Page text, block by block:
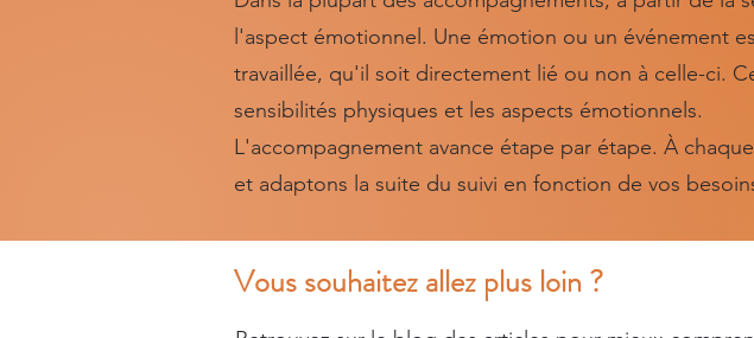
l'aspect émotionnel. Une émotion ou un événement
travaillée, qu'il soit directement lié ou non à celle-ci.
sensibilités physiques et les aspects émotionnels.
L'accompagnement avance étape par étape. À
et adaptons la suite du suivi en fonction de vos
Vous souhaitez allez plus loin ?